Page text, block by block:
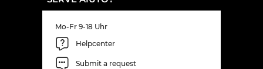
Mo-Fr 9-18 Uhr
Helpcenter
Submit a request